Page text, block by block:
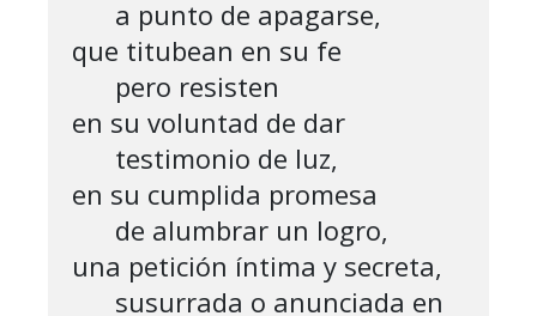
que titubean en su fe
en su voluntad de dar
en su cumplida promesa
una petición íntima y secreta,